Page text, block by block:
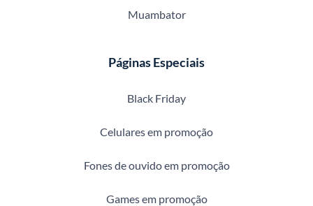
Muambator
Páginas Especiais
Black Friday
Celulares em promoção
Fones de ouvido em promoção
Games em promoção